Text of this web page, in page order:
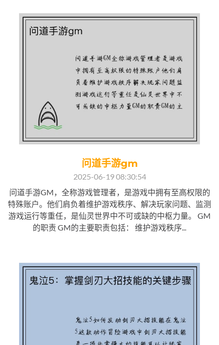
问道手游gm
2025-06-19 08:30:54
问道手游GM，全称游戏管理者，是游戏中拥有至高权限的
特殊账户。他们肩负着维护游戏秩序、解决玩家问题、监测
游戏运行等重任，是仙灵世界中不可或缺的中枢力量。 GM
的职责 GM的主要职责包括： 维护游戏秩序...